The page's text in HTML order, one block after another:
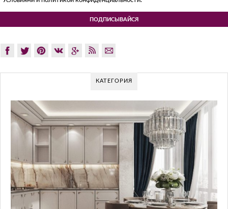
КАТЕГОРИЯ